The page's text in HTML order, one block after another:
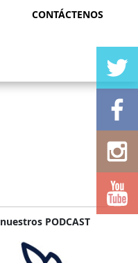
CONTÁCTENOS
PODCAST